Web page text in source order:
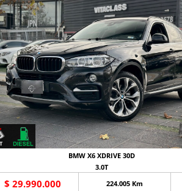
BMW X6 XDRIVE 30D
3.0T
$ 29.990.000 224.005 Km